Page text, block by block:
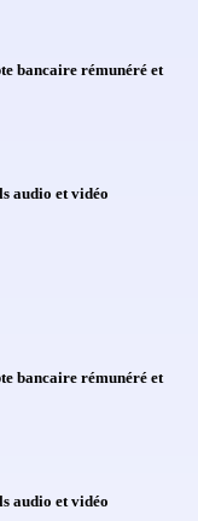
bancaire rémunéré et
audio et vidéo
bancaire rémunéré et
audio et vidéo